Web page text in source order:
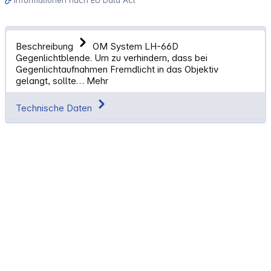
Beschreibung
OM System LH-66D
Gegenlichtblende. Um zu verhindern, dass bei
Gegenlichtaufnahmen Fremdlicht in das Objektiv
gelangt, sollte… Mehr
Technische Daten